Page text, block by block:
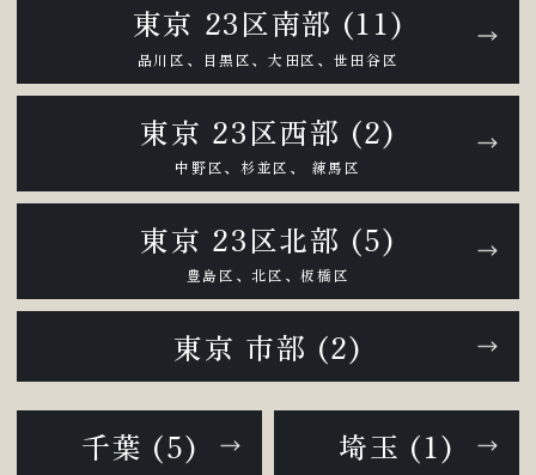
東京 23区南部 (11)
品川区、目黒区、大田区、世田谷区
東京 23区西部 (2)
中野区、杉並区、 練馬区
東京 23区北部 (5)
豊島区、北区、板橋区
東京 市部 (2)
千葉 (5)
埼玉 (1)